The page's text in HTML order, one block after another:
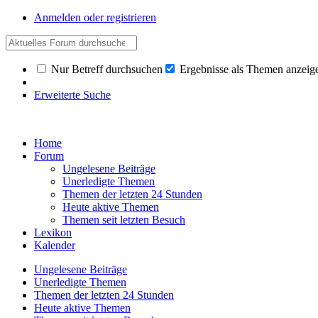
Anmelden oder registrieren
Nur Betreff durchsuchen Ergebnisse als Themen
Erweiterte Suche
Home
Forum
Ungelesene Beiträge
Unerledigte Themen
Themen der letzten 24 Stunden
Heute aktive Themen
Themen seit letzten Besuch
Lexikon
Kalender
Ungelesene Beiträge
Unerledigte Themen
Themen der letzten 24 Stunden
Heute aktive Themen